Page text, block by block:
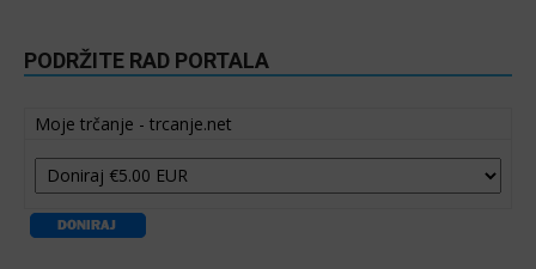
PODRŽITE RAD PORTALA
Moje trčanje - trcanje.net